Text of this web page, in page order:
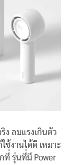
ง ลมแรงเกินตัว
ช้งานได้ดี เหมาะ
ที่ รุ่นที่มี Power